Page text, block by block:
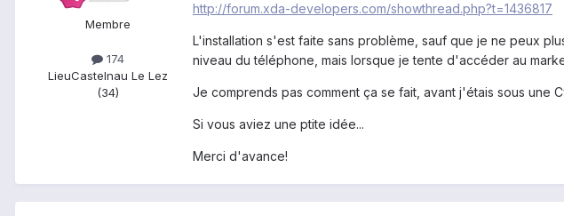
Membre
174
LieuCastelnau Le Lez
(34)
http://forum.xda-developers.com/showthread.php?t=1436817
L'installation s'est faite sans problème, sauf que je ne peux
niveau du téléphone, mais lorsque je tente d'accéder au
Je comprends pas comment ça se fait, avant j'étais sous une
Si vous aviez une ptite idée...
Merci d'avance!